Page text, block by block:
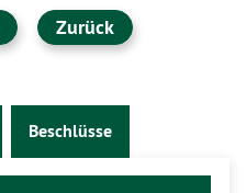
Zurück
Beschlüsse